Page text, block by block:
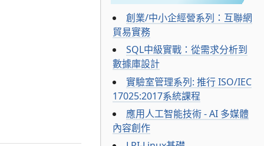
創業/中小企經營系列：互聯網
貿易實務
SQL中級實戰：從需求分析到
數據庫設計
實驗室管理系列: 推行 ISO/IEC
17025:2017系統課程
應用人工智能技術 - AI 多媒體
內容創作